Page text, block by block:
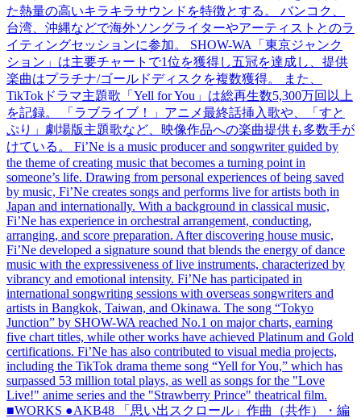
た熱量の高いキラキラサウンドを特徴とする。 バンコク、
台湾、沖縄などで海外ソングライターやアーティストとのラ
イティングセッションに参加。 SHOW-WA「東京ジャンク
ション」は主要チャートで1位を獲得し五冠を達成し、提供
楽曲はプラチナ/ゴールドディスクを複数獲得。 また、
TikTokドラマ主題歌「Yell for You」は総再生数5,300万回以上
を記録。 「ラブライブ！」アニメ最終話挿入歌や、「すと
ぷり」劇場版主題歌など、映像作品への楽曲提供も多数手が
けている。 Fi’Ne is a music producer and songwriter guided by
the theme of creating music that becomes a turning point in
someone’s life. Drawing from personal experiences of being saved
by music, Fi’Ne creates songs and performs live for artists both in
Japan and internationally. With a background in classical music,
Fi’Ne has experience in orchestral arrangement, conducting,
arranging, and score preparation. After discovering house music,
Fi’Ne developed a signature sound that blends the energy of dance
music with the expressiveness of live instruments, characterized by
vibrancy and emotional intensity. Fi’Ne has participated in
international songwriting sessions with overseas songwriters and
artists in Bangkok, Taiwan, and Okinawa. The song “Tokyo
Junction” by SHOW-WA reached No.1 on major charts, earning
five chart titles, while other works have achieved Platinum and Gold
certifications. Fi’Ne has also contributed to visual media projects,
including the TikTok drama theme song “Yell for You,” which has
surpassed 53 million total plays, as well as songs for the "Love
Live!" anime series and the "Strawberry Prince" theatrical film.
■WORKS ●AKB48 「思い出スクロール」作曲（共作）・編